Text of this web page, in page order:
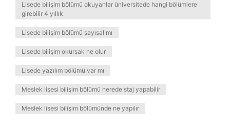
Lisede bilişim bölümü okuyanlar üniversitede hangi bölümlere
girebilir 4 yıllık
Lisede bilişim bölümü sayısal mı
Lisede bilişim okursak ne olur
Lisede yazılım bölümü var mı
Meslek lisesi bilişim bölümü nerede staj yapabilir
Meslek lisesi bilişim bölümünde ne yapılır